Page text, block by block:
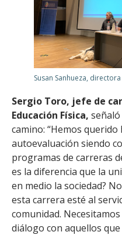
Susan Sanhueza,
Sergio Toro, jefe de
Educación Física,
camino: “Hemos
autoevaluación siendo
programas de carreras
es la diferencia que la
en medio la sociedad?
esta carrera esté al
comunidad.
diálogo con aquellos